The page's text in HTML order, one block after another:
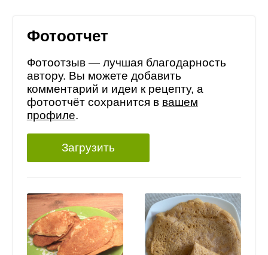
Фотоотчет
Фотоотзыв — лучшая благодарность
автору. Вы можете добавить
комментарий и идеи к рецепту, а
фотоотчёт сохранится в вашем
профиле.
Загрузить